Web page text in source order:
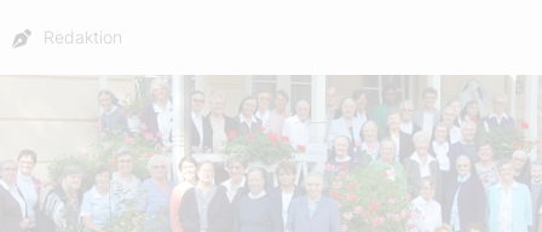
Autor:
Redaktion